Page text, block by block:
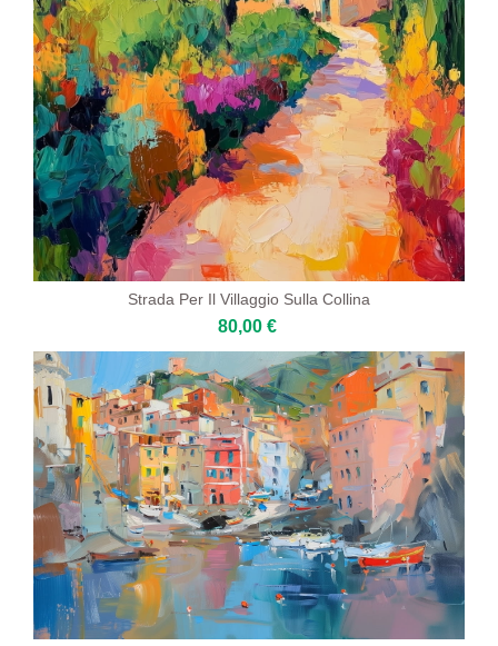
Strada Per Il Villaggio Sulla Collina
80,00 €